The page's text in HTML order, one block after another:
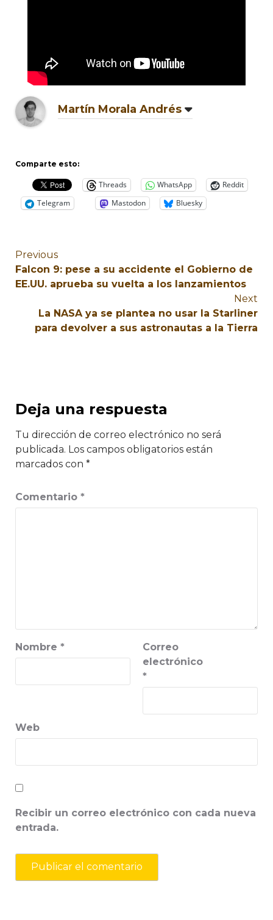
Martín Morala Andrés
Comparte esto:
Threads WhatsApp
Reddit
Telegram
Mastodon Bluesky
Previous
Falcon 9: pese a su accidente el Gobierno de
EE.UU. aprueba su vuelta a los lanzamientos
Next
La NASA ya se plantea no usar la Starliner
para devolver a sus astronautas a la Tierra
Deja una respuesta
Tu dirección de correo electrónico no será
publicada. Los campos obligatorios están
marcados con *
Comentario *
Nombre *
Correo
electrónico
*
Web
Recibir un correo electrónico con cada nueva
entrada.